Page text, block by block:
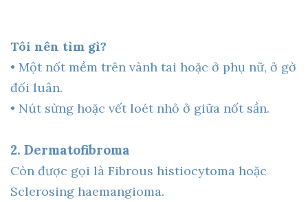
Tôi nên tìm gì?
• Một nốt mềm trên vành tai hoặc ở phụ nữ, ở gờ
đối luân.
• Nút sừng hoặc vết loét nhỏ ở giữa nốt sần.
2. Dermatofibroma
Còn được gọi là Fibrous histiocytoma hoặc
Sclerosing haemangioma.